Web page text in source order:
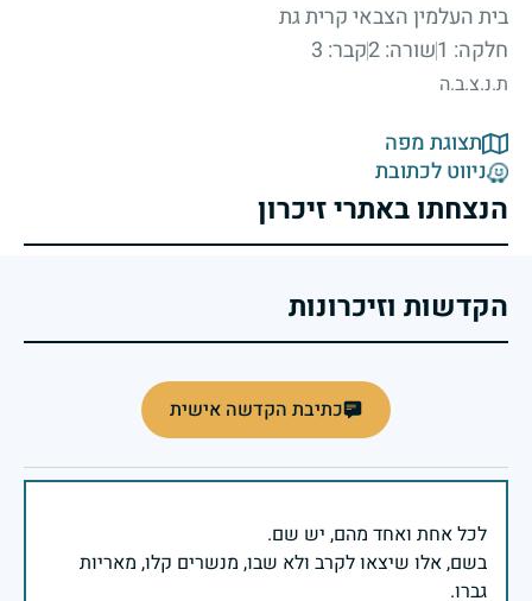
בית העלמין הצבאי קרית גת
חלקה: 1
שורה: 2 קבר: 3
ת.נ.צ.ב.ה
תצוגת מפה
ניווט לכתובת
הנצחתו באתרי זיכרון
הקדשות וזיכרונות
כתיבת הקדשה אישית
בשם, אלו שיצאו לקרב ולא שבו, מנשרים קלו, מאריות